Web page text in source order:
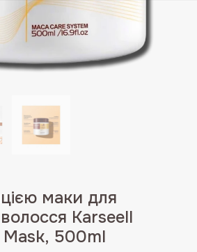
маки для
Karseell
500ml